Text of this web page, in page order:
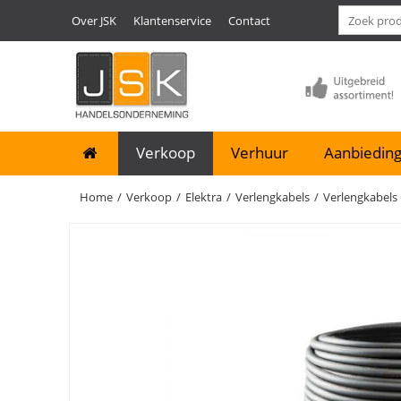
Over JSK Klantenservice Contact
Verkoop Verhuur
Home / Verkoop / Elektra / Verlengkabels / Verlengkabels